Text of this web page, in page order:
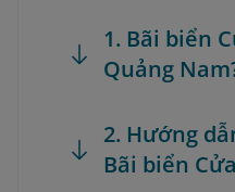
1. Bãi biển
Quảng
2. Hướng
Bãi biển